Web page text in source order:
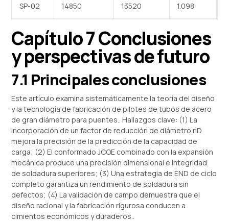
SP-02 14850 13520 1.098
Capítulo 7 Conclusiones
y perspectivas de futuro
7.1 Principales conclusiones
Este artículo examina sistemáticamente la teoría del diseño
y la tecnología de fabricación de pilotes de tubos de acero
de gran diámetro para puentes.. Hallazgos clave: (1) La
incorporación de un factor de reducción de diámetro ηD
mejora la precisión de la predicción de la capacidad de
carga; (2) El conformado JCOE combinado con la expansión
mecánica produce una precisión dimensional e integridad
de soldadura superiores; (3) Una estrategia de END de ciclo
completo garantiza un rendimiento de soldadura sin
defectos; (4) La validación de campo demuestra que el
diseño racional y la fabricación rigurosa conducen a
cimientos económicos y duraderos..